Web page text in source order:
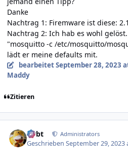
Danke
Nachtrag 1: Firemware ist diese:
Nachtrag 2: Ich hab es wohl
"mosquitto -c /etc/mosquitto/
lädt er meine defaults mit.
bearbeitetSeptember 28, 2023
Maddy
Zitieren
rtrbt Administrators
GeschriebenSeptember 29, 2023